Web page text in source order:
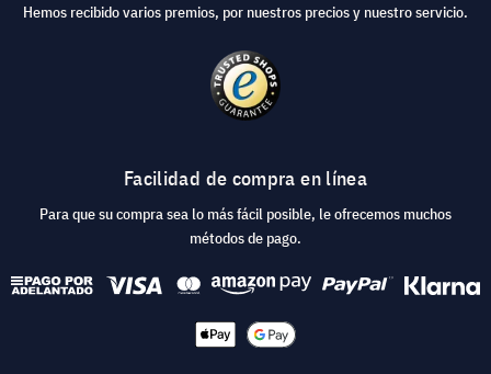
Hemos recibido varios premios, por nuestros precios y nuestro servicio.
Facilidad de compra en línea
Para que su compra sea lo más fácil posible, le ofrecemos muchos
métodos de pago.